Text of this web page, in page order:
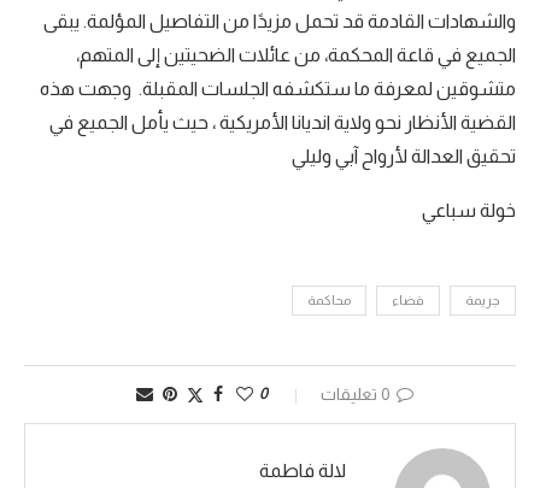
والشهادات القادمة قد تحمل مزيدًا من التفاصيل المؤلمة. يبقى
الجميع في قاعة المحكمة، من عائلات الضحيتين إلى المتهم،
متشوقين لمعرفة ما ستكشفه الجلسات المقبلة. وجهت هذه
القضية الأنظار نحو ولاية انديانا الأمريكية ، حيث يأمل الجميع في
تحقيق العدالة لأرواح آبي وليلي
خولة سباعي
جريمة قضاء محاكمة
0 تعليقات 0
لالة فاطمة